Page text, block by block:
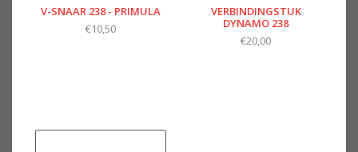
V-SNAAR 238 - PRIMULA
€10,50
VERBINDINGSTUK
DYNAMO 238
€20,00